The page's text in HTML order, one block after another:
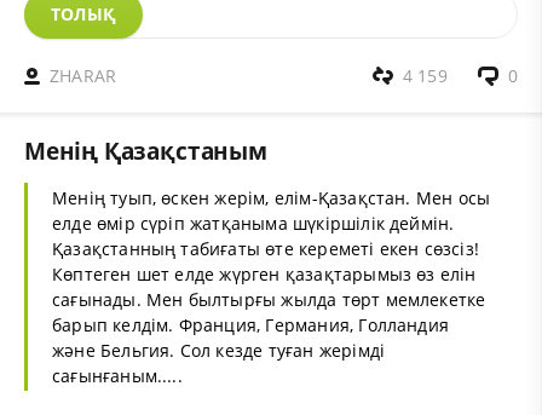
ТОЛЫҚ
ZHARAR 0
4 159
Менің Қазақстаным
Менің туып, өскен жерім, елім-Қазақстан. Мен осы
елде өмір сүріп жатқаныма шүкіршілік деймін.
Қазақстанның табиғаты өте кереметі екен сөзсіз!
Көптеген шет елде жүрген қазақтарымыз өз елін
сағынады. Мен былтырғы жылда төрт мемлекетке
барып келдім. Франция, Германия, Голландия
және Бельгия. Сол кезде туған жерімді
сағынғаным.....